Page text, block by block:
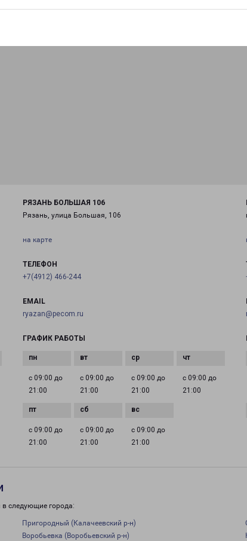
РЯЗАНЬ БОЛЬШАЯ 106
Рязань, улица Большая, 106
на карте
ТЕЛЕФОН
+7(4912) 466-244
EMAIL
ryazan@pecom.ru
ГРАФИК РАБОТЫ
с 09:00 до
21:00
с 09:00 до
21:00
с 09:00 до
21:00
с 09:00 до
21:00
с 09:00 до
21:00
с 09:00 до
21:00
с 09:00 до
21:00
в следующие города:
Пригородный (Калачеевский р-н)
Воробьевка (Воробьевский р-н)